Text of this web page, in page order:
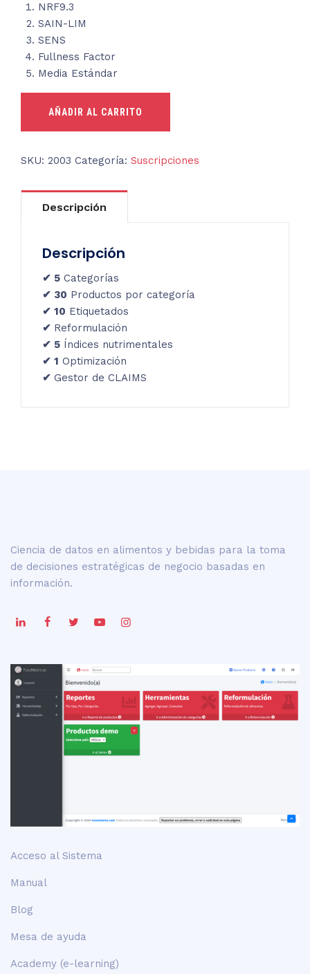
NRF9.3
SAIN-LIM
SENS
Fullness Factor
Media Estándar
1
cantidad
AÑADIR AL CARRITO
SKU: 2003 Categoría: Suscripciones
Descripción
Descripción
✔ 5 Categorías
✔ 30 Productos por categoría
✔ 10 Etiquetados
✔ Reformulación
✔ 5 Índices nutrimentales
✔ 1 Optimización
✔ Gestor de CLAIMS
Ciencia de datos en alimentos y bebidas para la toma
de decisiones estratégicas de negocio basadas en
información.
Acceso al Sistema
Manual
Blog
Mesa de ayuda
Academy (e-learning)